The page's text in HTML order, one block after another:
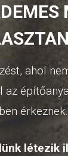
ahol
az
érkeznek.
létezik